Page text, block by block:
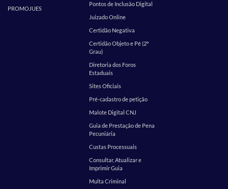
PROMOJUES
Pontos de Inclusão Digital
Juizado Online
Certidão Negativa
Certidão Objeto e Pé (2º
Grau)
Diretoria dos Foros
Estaduais
Sites Oficiais
Pré-cadastro de petição
Malote Digital CNJ
Guia de Prestação de Pena
Pecuniária
Custas Processuais
Consultar, Atualizar e
Imprimir Guia
Multa Criminal